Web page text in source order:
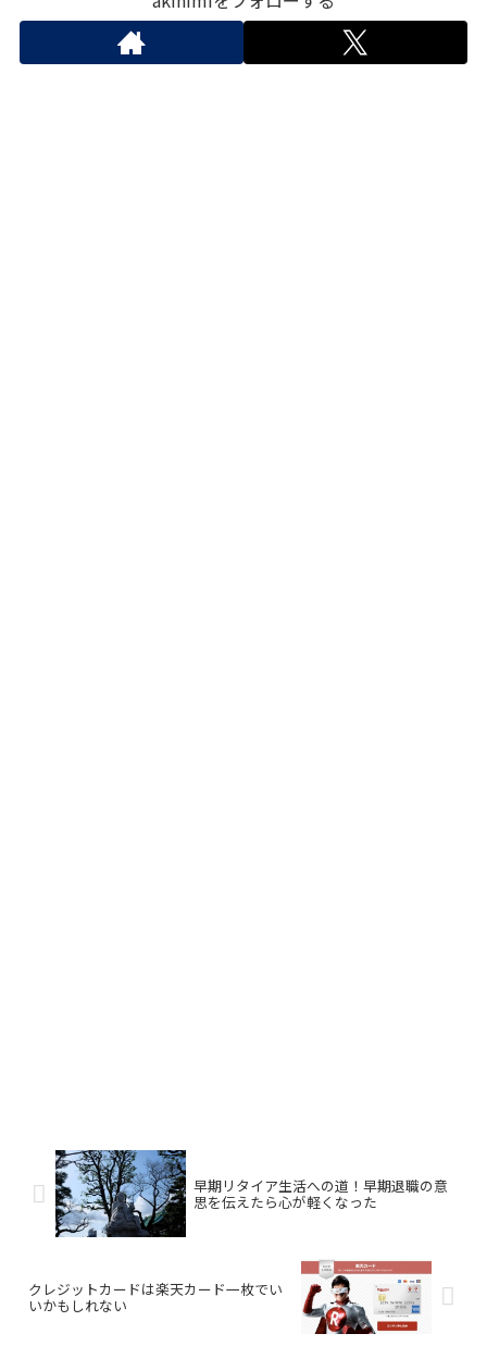
早期リタイア生活への道！早期退職の意
思を伝えたら心が軽くなった
クレジットカードは楽天カード一枚でい
いかもしれない